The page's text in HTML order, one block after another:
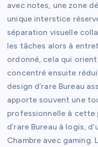
avec notes, une zone
unique interstice
séparation visuelle
les tâches alors à
ordonné, cela qui
concentré ensuite
design d’rare Bureau
apporte souvent une
professionnelle à cette
d’rare Bureau à logis,
Chambre avec gaming.